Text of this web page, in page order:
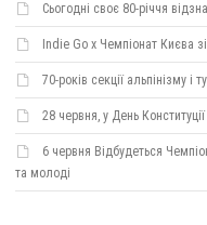
Сьогодні своє 80-річчя
Indie Go х Чемпіонат Києва
70-років секції альпінізму і
28 червня, у День
6 червня Відбудеться
та молоді